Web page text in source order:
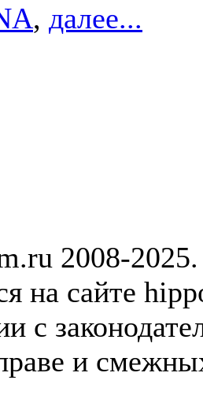
, далее...
2008-
на сайте
с
и